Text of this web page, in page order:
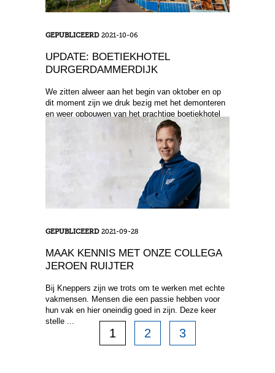
GEPUBLICEERD 2021-10-06
UPDATE: BOETIEKHOTEL
DURGERDAMMERDIJK
We zitten alweer aan het begin van oktober en op
dit moment zijn we druk bezig met het demonteren
en weer opbouwen van het prachtige boetiekhotel
GEPUBLICEERD 2021-09-28
MAAK KENNIS MET ONZE COLLEGA
JEROEN RUIJTER
Bij Kneppers zijn we trots om te werken met echte
vakmensen. Mensen die een passie hebben voor
hun vak en hier oneindig goed in zijn. Deze keer
stelle ...
1 2 3